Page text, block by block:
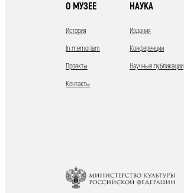
О МУЗЕЕ
История
In memoriam
Проекты
Контакты
НАУКА
Издания
Конференции
Научные публикации